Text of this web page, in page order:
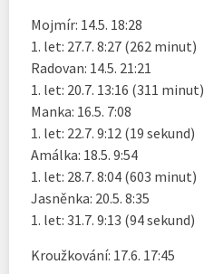
Mojmír: 14.5. 18:28
1. let: 27.7. 8:27 (262 minut)
Radovan: 14.5. 21:21
1. let: 20.7. 13:16 (311 minut)
Manka: 16.5. 7:08
1. let: 22.7. 9:12 (19 sekund)
Amálka: 18.5. 9:54
1. let: 28.7. 8:04 (603 minut)
Jasněnka: 20.5. 8:35
1. let: 31.7. 9:13 (94 sekund)
Kroužkování: 17.6. 17:45